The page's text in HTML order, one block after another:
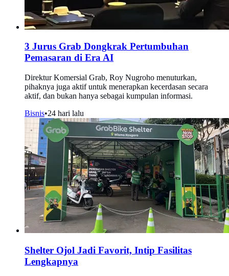
3 Jurus Grab Dongkrak Pertumbuhan
Pemasaran di Era AI
Direktur Komersial Grab, Roy Nugroho menuturkan,
pihaknya juga aktif untuk menerapkan kecerdasan secara
aktif, dan bukan hanya sebagai kumpulan informasi.
Bisnis•24 hari lalu
Shelter Ojol Jadi Favorit, Intip Fasilitas
Lengkapnya